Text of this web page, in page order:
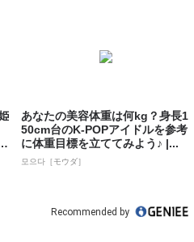
あなたの美容体重は何kg？身長1
50cm台のK-POPアイドルを参考
に体重目標を立ててみよう♪ |...
모으다［モウダ］
Recommended by